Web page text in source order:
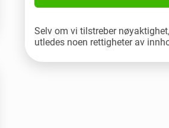
Selv om vi tilstreber
utledes noen rettigheter av